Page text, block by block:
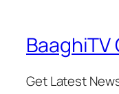
Get Latest